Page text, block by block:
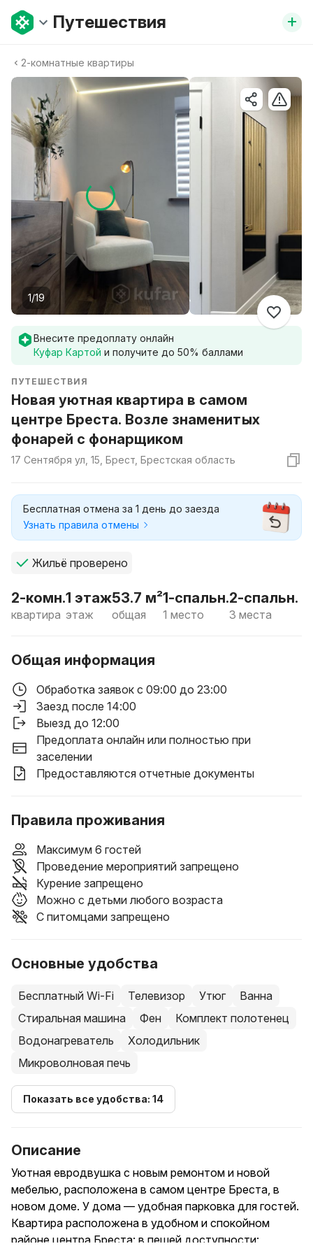
Путешествия +
2-комнатные квартиры
1/19
Внесите предоплату онлайн
Куфар Картой и получите до 50% баллами
ПУТЕШЕСТВИЯ
Новая уютная квартира в самом
центре Бреста. Возле знаменитых
фонарей с фонарщиком
17 Сентября ул, 15, Брест, Брестская область
Бесплатная отмена за 1 день до заезда
Узнать правила отмены
Жильё проверено
2-комн.
квартира
1 этаж
этаж
53.7 м²
общая
1-спальн.
1 место
2-спальн.
3 места
Общая информация
Обработка заявок с 09:00 до 23:00
Заезд после 14:00
Выезд до 12:00
Предоплата онлайн или полностью при
заселении
Предоставляются отчетные документы
Правила проживания
Максимум 6 гостей
Проведение мероприятий запрещено
Курение запрещено
Можно с детьми любого возраста
С питомцами запрещено
Основные удобства
Бесплатный Wi-Fi Телевизор Утюг
Ванна
Стиральная машина
Фен
Комплект полотенец
Водонагреватель
Холодильник
Микроволновая печь
Показать все удобства: 14
Описание
Уютная евродвушка с новым ремонтом и новой
мебелью, расположена в самом центре Бреста, в
новом доме. У дома — удобная парковка для гостей.
Квартира расположена в удобном и спокойном
районе центра Бреста: в пешей доступности: